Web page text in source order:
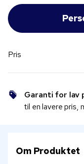
Pris
Garanti for lav
til en lavere pris,
Om Produktet